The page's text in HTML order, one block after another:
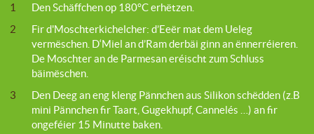
1
Den Schäffchen op 180°C erhëtzen.
2
Fir d'Moschterkichelcher: d’Eeër mat dem Ueleg
vermëschen. D‘Miel an d’Ram derbäi ginn an ënnerréieren.
De Moschter an de Parmesan eréischt zum Schluss
bäimëschen.
3
Den Deeg an eng kleng Pännchen aus Silikon schëdden (z.B
mini Pännchen fir Taart, Gugekhupf, Cannelés …) an fir
ongeféier 15 Minutte baken.